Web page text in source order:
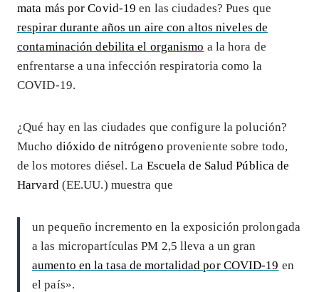
mata más por Covid-19 en las ciudades? Pues que
respirar durante años un aire con altos niveles de
contaminación debilita el organismo a la hora de
enfrentarse a una infección respiratoria como la
COVID-19.
¿Qué hay en las ciudades que configure la polución?
Mucho dióxido de nitrógeno proveniente sobre todo,
de los motores diésel. La Escuela de Salud Pública de
Harvard (EE.UU.) muestra que
un pequeño incremento en la exposición prolongada
a las micropartículas PM 2,5 lleva a un gran
aumento en la tasa de mortalidad por COVID-19 en
el país».